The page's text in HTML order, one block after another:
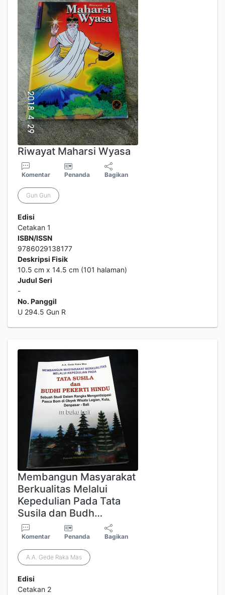
Riwayat Maharsi Wyasa
Komentar Penanda Bagikan
Gun Gun
Edisi
Cetakan 1
ISBN/ISSN
9786029138177
Deskripsi Fisik
10.5 cm x 14.5 cm (101 halaman)
Judul Seri
-
No. Panggil
U 294.5 Gun R
Membangun Masyarakat
Berkualitas Melalui
Kepedulian Pada Tata
Susila dan Budh…
Komentar Penanda Bagikan
A.A. Gede Raka Mas
Edisi
Cetakan 2